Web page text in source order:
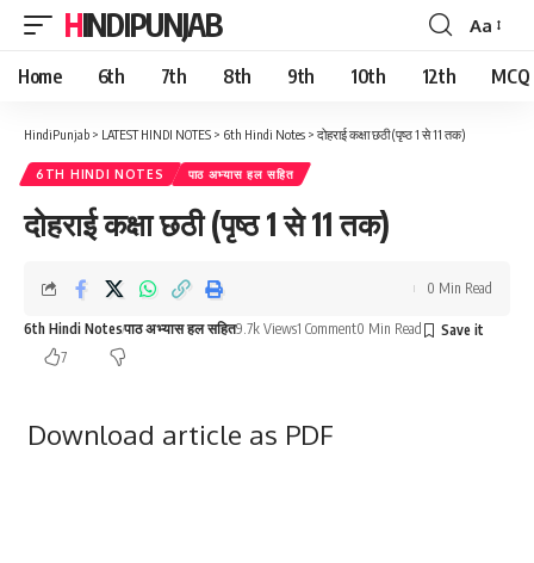
HINDIPUNJAB
Font
Resizer
Aa
Home 6th 7th 8th 9th 10th 12th MCQ
HindiPunjab > LATEST HINDI NOTES > 6th Hindi Notes > दोहराई कक्षा छठी (पृष्ठ 1 से 11 तक)
6TH HINDI NOTES पाठ अभ्यास हल सहित
दोहराई कक्षा छठी (पृष्ठ 1 से 11 तक)
6th Hindi Notesपाठ अभ्यास हल सहित9.7k Views1 Comment0 Min Read
7
0 Min Read
Download article as PDF